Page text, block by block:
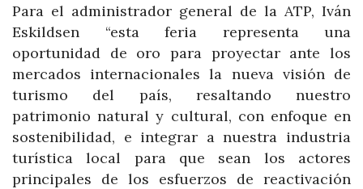
Para el administrador general de la ATP, Iván
Eskildsen “esta feria representa una
oportunidad de oro para proyectar ante los
mercados internacionales la nueva visión de
turismo del país, resaltando nuestro
patrimonio natural y cultural, con enfoque en
sostenibilidad, e integrar a nuestra industria
turística local para que sean los actores
principales de los esfuerzos de reactivación